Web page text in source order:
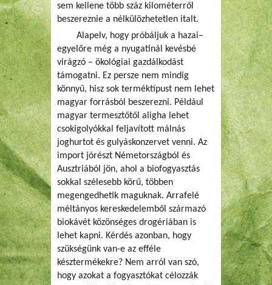
sem kellene több száz kilométerről
beszereznie a nélkülözhetetlen italt.
Alapelv, hogy próbáljuk a hazai–
egyelőre még a nyugatinál kevésbé
virágzó – ökológiai gazdálkodást
támogatni. Ez persze nem mindig
könnyű, hisz sok terméktípust nem lehet
magyar forrásból beszerezni. Például
magyar termesztőtől aligha lehet
csokigolyókkal feljavított málnás
joghurtot és gulyáskonzervet venni. Az
import jórészt Németországból és
Ausztriából jön, ahol a biofogyasztás
sokkal szélesebb körű, többen
megengedhetik maguknak. Arrafelé
méltányos kereskedelemből származó
biokávét közönséges drogériában is
lehet kapni. Kérdés azonban, hogy
szükségünk van-e az efféle
késztermékekre? Nem arról van szó,
hogy azokat a fogyasztókat célozzák